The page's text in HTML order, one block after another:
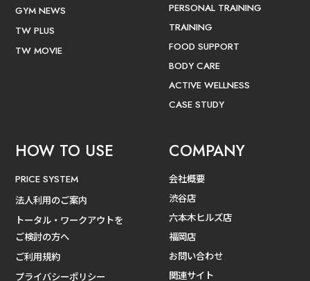
GYM NEWS
TW PLUS
TW MOVIE
PERSONAL TRAINING
TRAINING
FOOD SUPPORT
BODY CARE
ACTIVE WELLNESS
CASE STUDY
HOW TO USE
PRICE SYSTEM
法人利用のご案内
トータル・ワークアウトを
ご検討の方へ
ご利用規約
プライバシーポリシー
COMPANY
会社概要
渋谷店
六本木ヒルズ店
福岡店
お問い合わせ
関連サイト